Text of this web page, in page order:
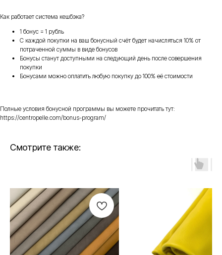
Как работает система кешбэка?
1 бонус = 1 рубль
С каждой покупки на ваш бонусный счёт будет начисляться 10% от
потраченной суммы в виде бонусов
Бонусы станут доступными на следующий день после совершения
покупки
Бонусами можно оплатить любую покупку до 100% её стоимости
Полные условия бонусной программы вы можете прочитать тут:
https://centropelle.com/bonus-program/
Смотрите также: